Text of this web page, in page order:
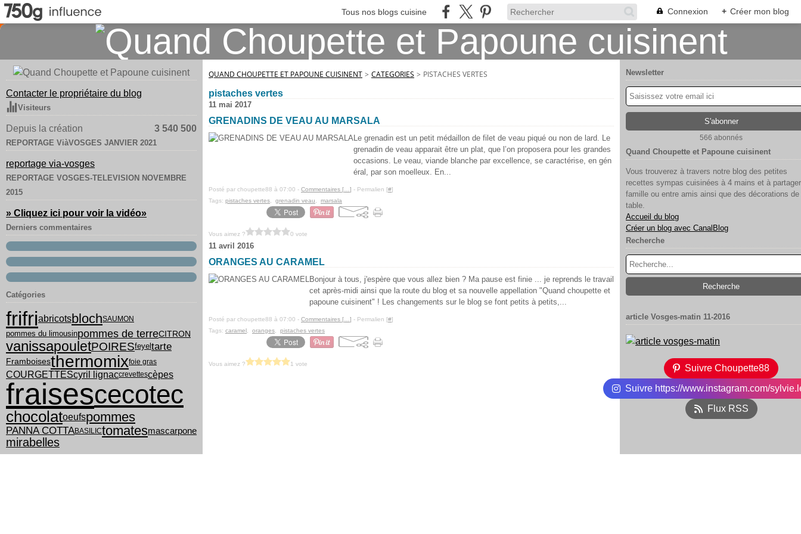
Tous nos blogs cuisine Connexion + Créer mon blog
Contacter le propriétaire du blog
Visiteurs
Depuis la création 3 540 500
REPORTAGE ViàVOSGES JANVIER 2021
reportage via-vosges
REPORTAGE VOSGES-TELEVISION NOVEMBRE
2015
» Cliquez ici pour voir la vidéo»
Derniers commentaires
Catégories
frifriabricotsblochSAUMON
pommes du limousinpommes de terreCITRON
vanissapouletPOIRESfeyel tarte
Framboisesthermomixfoie gras
COURGETTEScyril lignaccrevettescèpes
fraisescecotec
chocolatoeufspommes
PANNA COTTABASILICtomatesmascarpone
mirabelles
QUAND CHOUPETTE ET PAPOUNE CUISINENT > CATEGORIES > PISTACHES VERTES
pistaches vertes
11 mai 2017
GRENADINS DE VEAU AU MARSALA
Le grenadin est un petit médaillon de filet de veau piqué ou non de lard. Le
grenadin de veau apparait être un plat, que l’on proposera pour les grandes
occasions. Le veau, viande blanche par excellence, se caractérise, en gén
éral, par son moelleux. En...
Posté par choupette88 à 07:00 - Commentaires [ ] - Permalien [#]
Tags: pistaches vertes grenadin veau marsala
Vous aimez ? 0 vote
11 avril 2016
ORANGES AU CARAMEL
Bonjour à tous, j'espère que vous allez bien ? Ma pause est finie ... je reprends le travail
cet après-midi ainsi que la route du blog et sa nouvelle appellation "Quand choupette et
papoune cuisinent" ! Les changements sur le blog se font petits à petits,...
Posté par choupette88 à 07:00 - Commentaires [ ] - Permalien [#]
Tags: caramel oranges pistaches vertes
Vous aimez ? 1 vote
Newsletter
566 abonnés
Quand Choupette et Papoune cuisinent
Vous trouverez à travers notre blog des petites
recettes sympas cuisinées à 4 mains et à
famille ou entre amis ainsi que des décorations de
table.
Accueil du blog
Créer un blog avec CanalBlog
Recherche
article Vosges-matin 11-2016
Suivre Choupette88
Suivre https://www.instagram.com/
Flux RSS